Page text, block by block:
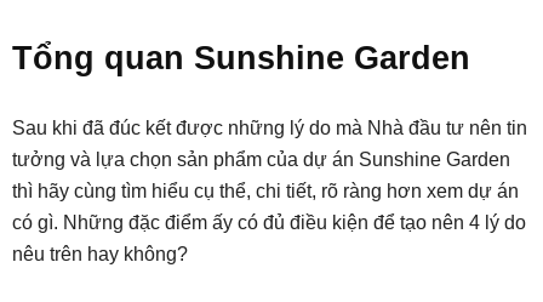
Tổng quan Sunshine Garden
Sau khi đã đúc kết được những lý do mà Nhà đầu tư nên tin
tưởng và lựa chọn sản phẩm của dự án Sunshine Garden
thì hãy cùng tìm hiểu cụ thể, chi tiết, rõ ràng hơn xem dự án
có gì. Những đặc điểm ấy có đủ điều kiện để tạo nên 4 lý do
nêu trên hay không?